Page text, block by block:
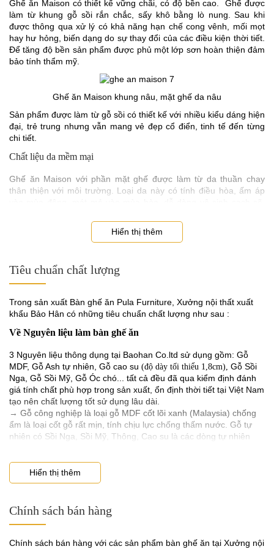
Ghế ăn Maison có thiết kế vững chãi, có độ bền cao. Ghế được
làm từ khung gỗ sồi rắn chắc, sấy khô bằng lò nung. Sau khi
được thông qua xử lý có khả năng hạn chế cong vênh, mối mọt
hay hư hỏng, biến dạng do sự thay đổi của các điều kiện thời tiết.
Để tăng độ bền sản phẩm được phủ một lớp sơn hoàn thiện đảm
bảo tính thẩm mỹ.
Ghế ăn Maison khung nâu, mặt ghế da nâu
Sản phẩm được làm từ gỗ sồi có thiết kế với nhiều kiểu dáng hiện
đại, trẻ trung nhưng vẫn mang vẻ đẹp cổ điển, tinh tế đến từng
chi tiết.
Chất liệu da mềm mại
Ghế ăn Maison với phần mặt ghế được làm từ da thuần chay
thân thiện với môi trường. Loại da này có tính điều hòa, ấm áp
đàn hồi cao, vô cùng êm ái.
Ghế ăn Maison đệm màu trắng sữa
Màu sắc tinh tế, thanh lịch
Màu sắc chủ đạo của ghế là màu tự nhiên, khung ghế sơn G8
Hiển thị thêm
Tiêu chuẩn chất lượng
Trong sản xuất Bàn ghế ăn Pula Furniture, Xưởng nội thất xuất
khẩu Bảo Hân có những tiêu chuẩn chất lượng như sau :
Về Nguyên liệu làm bàn ghế ăn
3 Nguyên liệu thông dụng tại Baohan Co.ltd sử dụng gồm: Gỗ
MDF, Gỗ Ash tự nhiên, Gỗ cao su (độ dày tối thiểu 1,8cm), Gỗ Sồi
Nga, Gỗ Sồi Mỹ, Gỗ Óc chó... tất cả đều đã qua kiểm định đánh
giá tính chất phù hợp trong sản xuất, ổn định thời tiết tại Việt Nam
tạo nên chất lượng tốt sử dụng lâu dài.
→ Gỗ công nghiệp là loại gỗ MDF cốt lõi xanh (Malaysia) chống
ẩm là loại cốt gỗ rất mịn, tính chịu lực chống thấm nước. Gỗ tự
nhiên có Sồi Nga, Sồi Mỹ, Thông, Cao su là các dòng tự nhiên
cong vênh, mối mọt. Gỗ Óc chó đen ( Loại Óc chó Bắc Mỹ có giấy
tờ nhập khẩu từng lô hàng)
→ Nẹp nhựa PVC dán cạnh gỗ MDF phủ bề mặt vân gỗ
Về Sơn làm bàn ghế ăn
Hiển thị thêm
Chính sách bán hàng
Chính sách bán hàng với các sản phẩm bàn ghế ăn tại Xưởng nội